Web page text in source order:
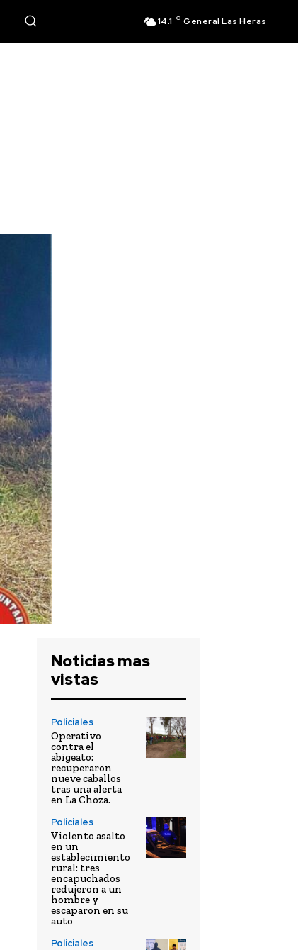
14.1 C General Las Heras
Noticias mas
vistas
Policiales
Operativo
contra el
abigeato:
recuperaron
nueve caballos
tras una alerta
en La Choza.
Policiales
Violento asalto
en un
establecimiento
rural: tres
encapuchados
redujeron a un
hombre y
escaparon en su
auto
Policiales